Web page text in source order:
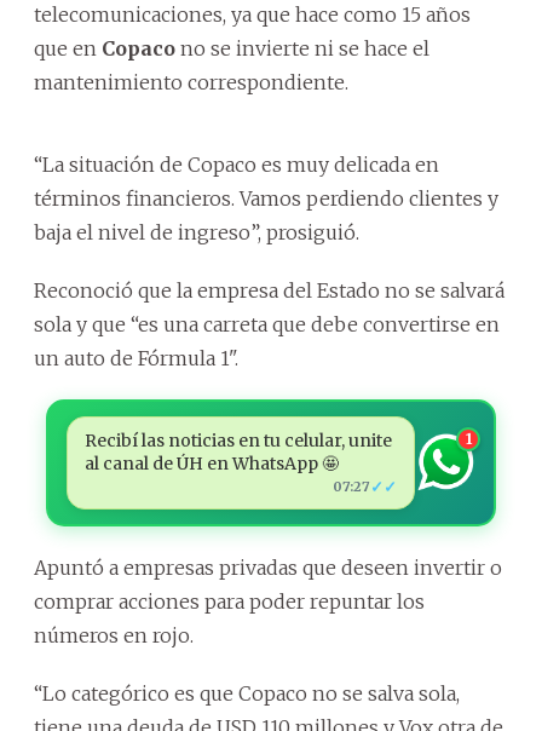
telecomunicaciones, ya que hace como 15 años
que en Copaco no se invierte ni se hace el
mantenimiento correspondiente.
“La situación de Copaco es muy delicada en
términos financieros. Vamos perdiendo clientes y
baja el nivel de ingreso”, prosiguió.
Reconoció que la empresa del Estado no se salvará
sola y que “es una carreta que debe convertirse en
un auto de Fórmula 1".
Recibí las noticias en tu celular, unite
al canal de ÚH en WhatsApp 🤩
07:27 ✓✓
1
Apuntó a empresas privadas que deseen invertir o
comprar acciones para poder repuntar los
números en rojo.
“Lo categórico es que Copaco no se salva sola,